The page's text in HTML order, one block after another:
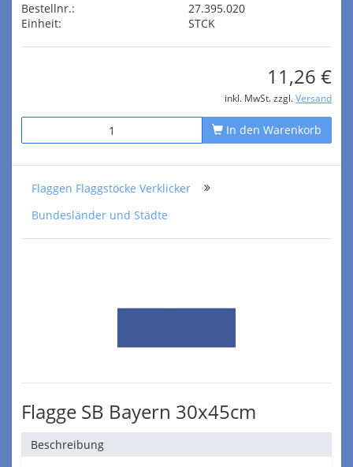
Bestellnr.:
27.395.020
Einheit:
STCK
11,26 €
inkl. MwSt. zzgl. Versand
In den Warenkorb
Flaggen Flaggstöcke Verklicker
Bundesländer und Städte
Flagge SB Bayern 30x45cm
Beschreibung